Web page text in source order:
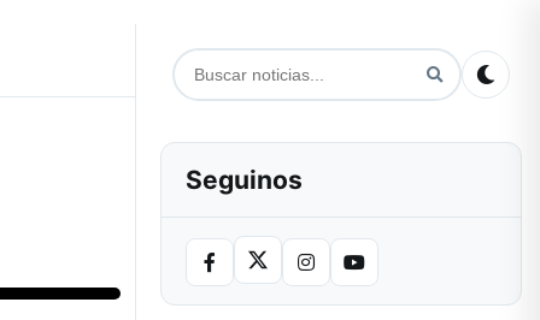
Seguinos